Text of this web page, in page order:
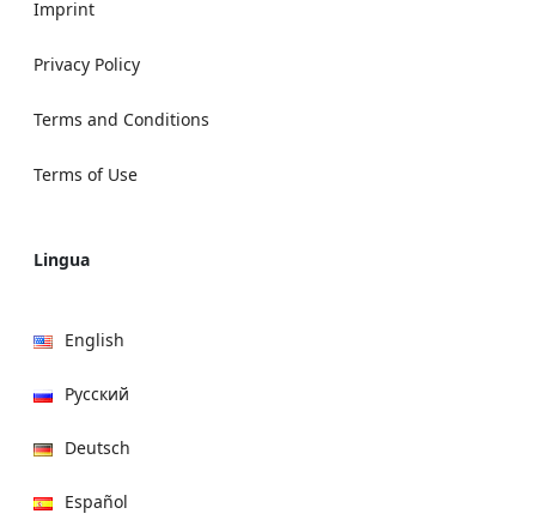
Imprint
Privacy Policy
Terms and Conditions
Terms of Use
Lingua
English
Русский
Deutsch
Español